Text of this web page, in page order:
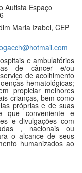
Autista Espaço
Maria Izabel, CEP
e ambulatórios
de câncer e/ou
de acolhimento
hematológicas;
propiciar melhores
crianças, bem como
próprias e de suas
que conveniente e
e divulgações com
, nacionais ou
o alcance de seus
humanizados ao